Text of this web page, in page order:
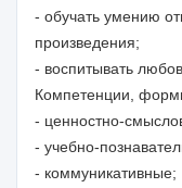
- обучать умению
произведения;
- воспитывать
Компетенции,
- ценностно-
- учебно-
- коммуникативные;